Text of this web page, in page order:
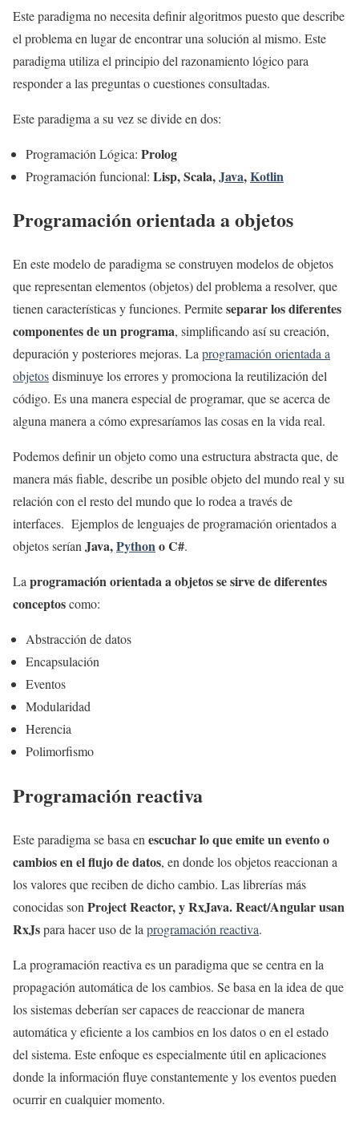
Este paradigma no necesita definir algoritmos puesto que describe
el problema en lugar de encontrar una solución al mismo. Este
paradigma utiliza el principio del razonamiento lógico para
responder a las preguntas o cuestiones consultadas.
Este paradigma a su vez se divide en dos:
Programación Lógica: Prolog
Programación funcional: Lisp, Scala,Java,Kotlin
Programación orientada a objetos
En este modelo de paradigma se construyen modelos de objetos
que representan elementos (objetos) del problema a resolver, que
tienen características y funciones. Permiteseparar los diferentes
componentes de un programa, simplificando así su creación,
depuración y posteriores mejoras. Laprogramación orientada a
objetosdisminuye los errores y promociona la reutilización del
código. Es una manera especial de programar, que se acerca de
alguna manera a cómo expresaríamos las cosas en la vida real.
Podemos definir un objeto como una estructura abstracta que, de
manera más fiable, describe un posible objeto del mundo real y su
relación con el resto del mundo que lo rodea a través de
interfaces. Ejemplos de lenguajes de programación orientados a
objetos seríanJava,Pythono C#.
Laprogramación orientada a objetos se sirve de diferentes
conceptoscomo:
Abstracción de datos
Encapsulación
Eventos
Modularidad
Herencia
Polimorfismo
Programación reactiva
Este paradigma se basa en escuchar lo que emite un evento o
cambios en el flujo de datos, en donde los objetos reaccionan a
los valores que reciben de dicho cambio. Las librerías más
conocidas son Project Reactor, y RxJava. React/Angular usan
RxJspara hacer uso de la programación reactiva.
La programación reactiva es un paradigma que se centra en la
propagación automática de los cambios. Se basa en la idea de que
los sistemas deberían ser capaces de reaccionar de manera
automática y eficiente a los cambios en los datos o en el estado
del sistema. Este enfoque es especialmente útil en aplicaciones
donde la información fluye constantemente y los eventos pueden
ocurrir en cualquier momento.